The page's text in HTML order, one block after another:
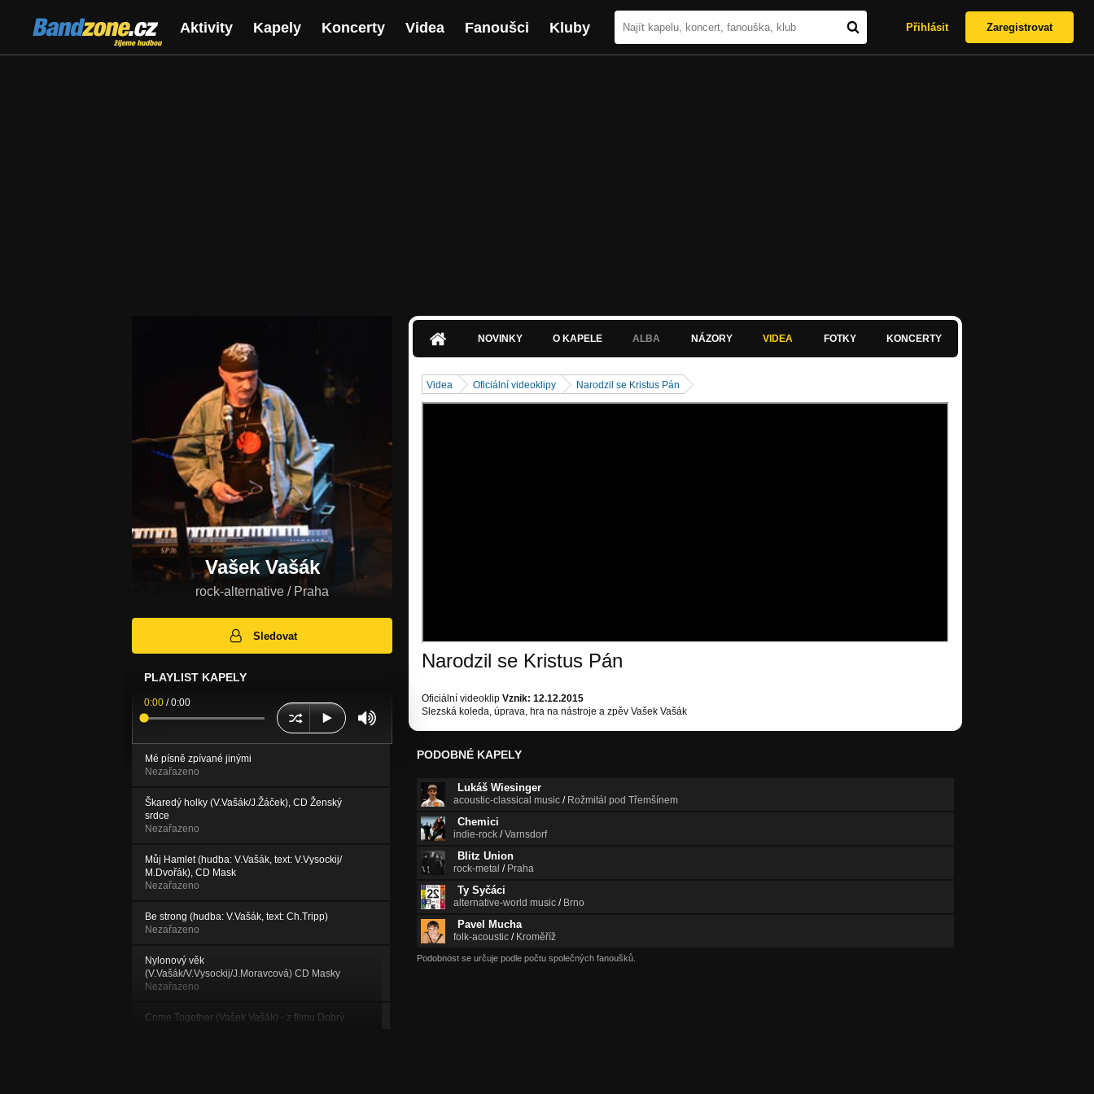
Bandzone.cz
žijeme hudbou
Aktivity Kapely Koncerty Videa Fanoušci Kluby Přihlásit Zaregistrovat
Vašek Vašák
rock-alternative / Praha
Sledovat
PLAYLIST KAPELY
0:00 /0:00
Mé písně zpívané jinými
Nezařazeno
Škaredý holky (V.Vašák/J.Žáček), CD Ženský
srdce
Nezařazeno
Můj Hamlet (hudba: V.Vašák, text: V.Vysockij/
M.Dvořák), CD Mask
Nezařazeno
Be strong (hudba: V.Vašák, text: Ch.Tripp)
Nezařazeno
Nylonový věk
(V.Vašák/V.Vysockij/J.Moravcová) CD Masky
Nezařazeno
Come Together (Vašek Vašák) - z filmu Dobrý
NOVINKY O KAPELE ALBA NÁZORY VIDEA FOTKY KONCERTY
Videa Oficiální videoklipy Narodzil se Kristus Pán
Narodzil se Kristus Pán
Oficiální videoklip Vznik: 12.12.2015
Slezská koleda, úprava, hra na nástroje a zpěv Vašek Vašák
PODOBNÉ KAPELY
Lukáš Wiesinger
acoustic-classical music / Rožmitál pod Třemšínem
Chemici
indie-rock /Varnsdorf
Blitz Union
rock-metal / Praha
Ty Syčáci
alternative-world music / Brno
Pavel Mucha
folk-acoustic / Kroměříž
Podobnost se určuje podle počtu společných fanoušků.